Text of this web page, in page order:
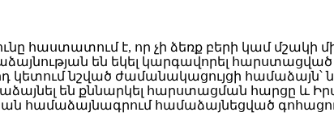
հաստատում է, որ չի ձեռք բերի կամ մշակի
են եկել կարգավորել
նշված ժամանակացույցի համաձայն՝
են քննարկել հարստացման հարցը
համաձայնագրում համաձայնեցված